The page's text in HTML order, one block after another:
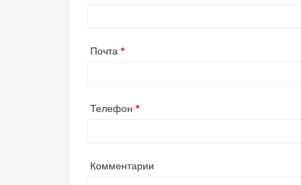
Почта
Телефон
Комментарии